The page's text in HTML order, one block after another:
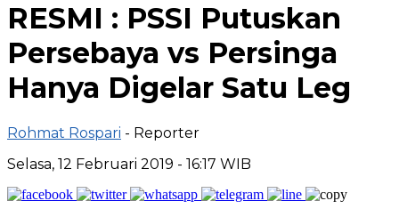
RESMI : PSSI Putuskan
Persebaya vs Persinga
Hanya Digelar Satu Leg
Rohmat Rospari - Reporter
Selasa, 12 Februari 2019 - 16:17 WIB